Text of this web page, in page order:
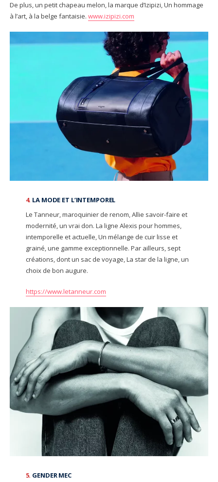
De plus, un petit chapeau melon, la marque d’Izipizi, Un hommage
à l’art, à la belge fantaisie. www.izipizi.com
4. LA MODE ET L’INTEMPOREL
Le Tanneur, maroquinier de renom, Allie savoir-faire et
modernité, un vrai don. La ligne Alexis pour hommes,
intemporelle et actuelle, Un mélange de cuir lisse et
grainé, une gamme exceptionnelle. Par ailleurs, sept
créations, dont un sac de voyage, La star de la ligne, un
choix de bon augure.
https://www.letanneur.com
5. GENDER MEC